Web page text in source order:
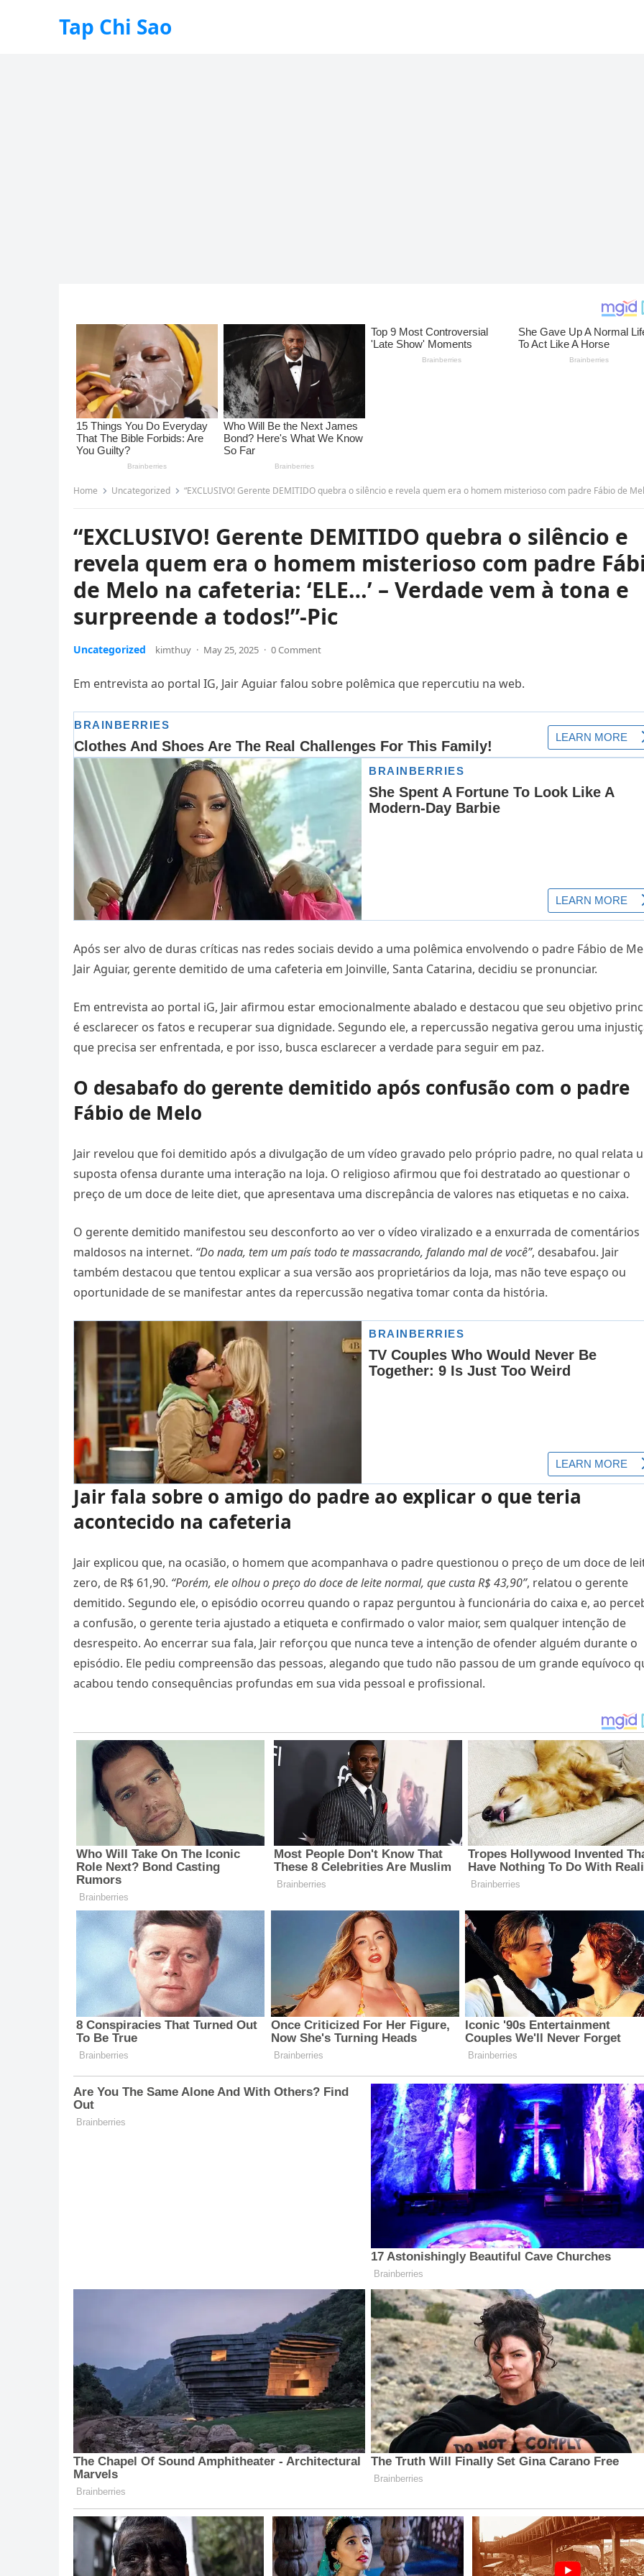
Tap Chi Sao
Home Uncategorized “EXCLUSIVO! Gerente DEMITIDO quebra o silêncio e revela quem era o homem misterioso com padre Fábio de Melo na cafeteria: ‘ELE…’ – Verdade vem à tona e surpreende a
“EXCLUSIVO! Gerente DEMITIDO quebra o silêncio e
revela quem era o homem misterioso com padre
de Melo na cafeteria: ‘ELE…’ – Verdade vem à tona e
surpreende a todos!”-Pic
Uncategorized kimthuy · May 25, 2025 · 0 Comment
Em entrevista ao portal IG, Jair Aguiar falou sobre polêmica que repercutiu na web.
Após ser alvo de duras críticas nas redes sociais devido a uma polêmica envolvendo o padre Fábio de
Jair Aguiar, gerente demitido de uma cafeteria em Joinville, Santa Catarina, decidiu se pronunciar.
Em entrevista ao portal iG, Jair afirmou estar emocionalmente abalado e destacou que seu objetivo
é esclarecer os fatos e recuperar sua dignidade. Segundo ele, a repercussão negativa gerou uma
que precisa ser enfrentada, e por isso, busca esclarecer a verdade para seguir em paz.
O desabafo do gerente demitido após confusão com o padre
Fábio de Melo
Jair revelou que foi demitido após a divulgação de um vídeo gravado pelo próprio padre, no qual relata
suposta ofensa durante uma interação na loja. O religioso afirmou que foi destratado ao questionar o
preço de um doce de leite diet, que apresentava uma discrepância de valores nas etiquetas e no caixa.
O gerente demitido manifestou seu desconforto ao ver o vídeo viralizado e a enxurrada de comentários
maldosos na internet. “Do nada, tem um país todo te massacrando, falando mal de você”, desabafou. Jair
também destacou que tentou explicar a sua versão aos proprietários da loja, mas não teve espaço ou
oportunidade de se manifestar antes da repercussão negativa tomar conta da história.
Jair fala sobre o amigo do padre ao explicar o que teria
acontecido na cafeteria
Jair explicou que, na ocasião, o homem que acompanhava o padre questionou o preço de um doce de
zero, de R$ 61,90. “Porém, ele olhou o preço do doce de leite normal, que custa R$ 43,90”, relatou o gerente
demitido. Segundo ele, o episódio ocorreu quando o rapaz perguntou à funcionária do caixa e, ao
a confusão, o gerente teria ajustado a etiqueta e confirmado o valor maior, sem qualquer intenção de
desrespeito. Ao encerrar sua fala, Jair reforçou que nunca teve a intenção de ofender alguém durante o
episódio. Ele pediu compreensão das pessoas, alegando que tudo não passou de um grande equívoco
acabou tendo consequências profundas em sua vida pessoal e profissional.